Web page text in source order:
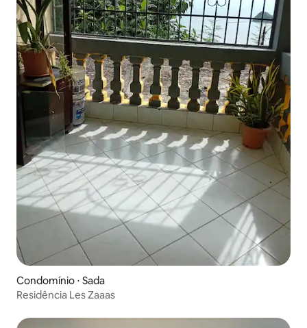
Condomínio ⋅ Sada
Residência Les Zaaas